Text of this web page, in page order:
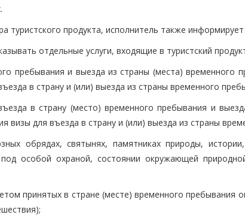
туристского продукта, исполнитель также
отдельные услуги, входящие в туристский
пребывания и выезда из страны (места) временного
в страну и (или) выезда из страны временного
в страну (место) временного пребывания и
визы для въезда в страну и (или) выезда из страны
обрядах, святынях, памятниках природы,
под особой охраной, состоянии окружающей
принятых в стране (месте) временного пребывания